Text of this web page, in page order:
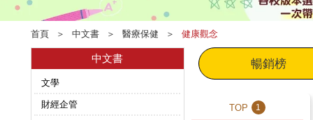
首頁 ＞ 中文書 ＞ 醫療保健 ＞ 健康觀念
中文書
文學
財經企管
暢銷榜
TOP 1